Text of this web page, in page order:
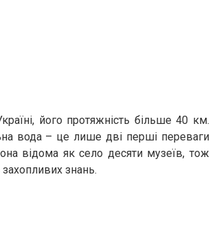
його протяжність більше 40 км.
вода – це лише дві перші переваги
відома як село десяти музеїв, тож
знань.